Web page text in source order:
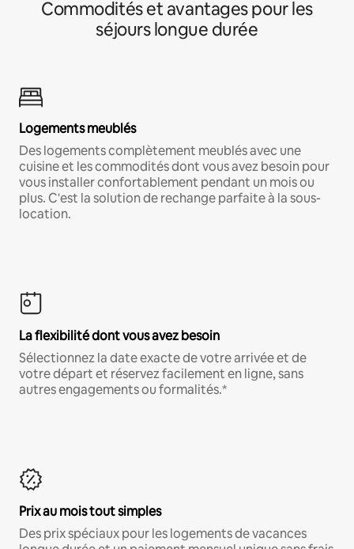
Commodités et avantages pour les
séjours longue durée
Logements meublés
Des logements complètement meublés avec une
cuisine et les commodités dont vous avez besoin pour
vous installer confortablement pendant un mois ou
plus. C'est la solution de rechange parfaite à la sous-
location.
La flexibilité dont vous avez besoin
Sélectionnez la date exacte de votre arrivée et de
votre départ et réservez facilement en ligne, sans
autres engagements ou formalités.*
Prix au mois tout simples
Des prix spéciaux pour les logements de vacances